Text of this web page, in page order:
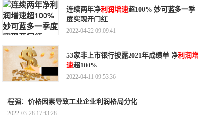
连续两年净利润增速超100% 妙可蓝多一季
度实现开门红
2022-04-22 09:09:41
53家非上市银行披露2021年成绩单 净利润增
速超100%
2022-04-11 09:53:36
程强：价格因素导致工业企业利润格局分化
2022-03-28 17:43:28